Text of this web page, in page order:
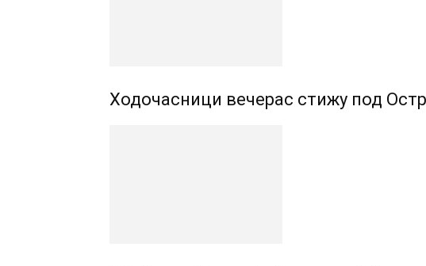
Ходочасници вечерас стижу под